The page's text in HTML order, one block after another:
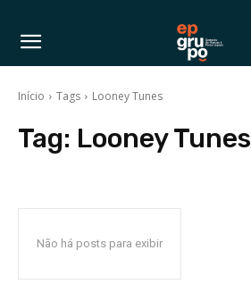
Início Tags Looney Tunes
Tag: Looney Tunes
Não há posts para exibir